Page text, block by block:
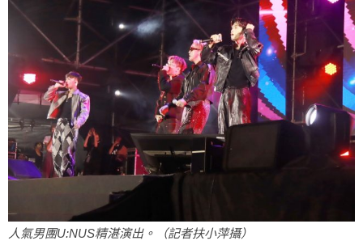
人氣男團U:NUS精湛演出。（記者扶小萍攝）